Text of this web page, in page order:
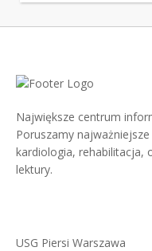
Największe centrum
Poruszamy
kardiologia, rehabilitacja,
lektury.
USG Piersi Warszawa